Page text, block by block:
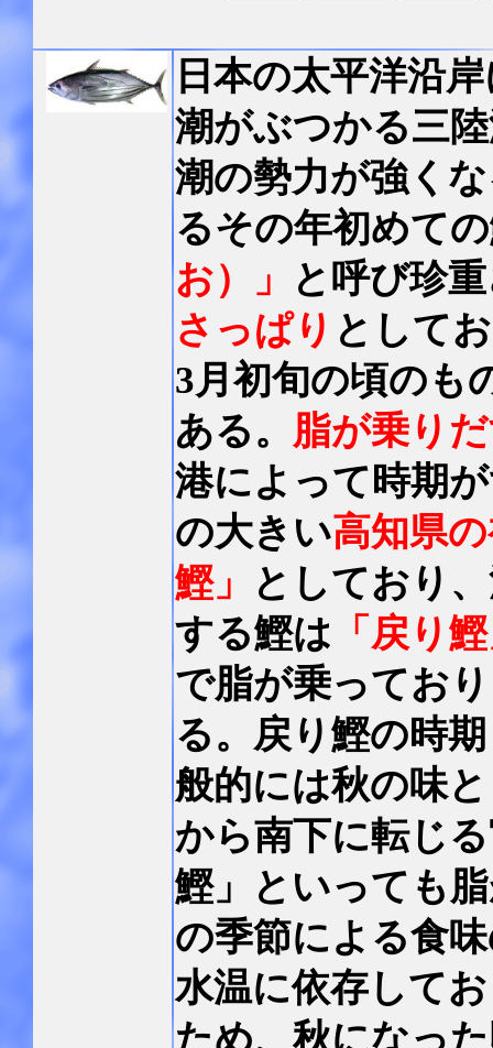
日本の太平洋沿
潮がぶつかる三
潮の勢力が強く
るその年初めて
お）」
と呼び珍
さっぱり として
3月初旬の頃のも
ある。 脂が乗り
港によって時期
の大きい高知県
鰹」
としており
する鰹は 「戻り
で脂が乗ってお
る。戻り鰹の時
般的には秋の味
から南下に転じ
鰹」といっても
の季節による食
水温に依存して
ため、秋になっ